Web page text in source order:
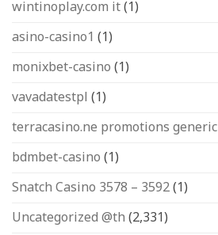
wintinoplay.com it(1)
asino-casino1 (1)
monixbet-casino (1)
vavadatestpl (1)
terracasino.ne promotions generic
bdmbet-casino (1)
Snatch Casino 3578 – 3592(1)
Uncategorized @th (2,331)